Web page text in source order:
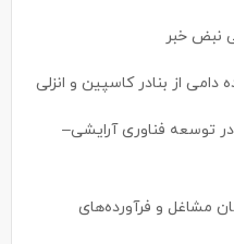
توسعه فناوری آرایشی–
مشاغل و فرآورده‌های